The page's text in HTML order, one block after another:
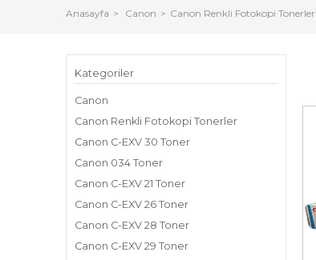
Anasayfa Canon Canon Renkli Fotokopi Tonerler
Kategoriler
Canon
Canon Renkli Fotokopi Tonerler
Canon C-EXV 30 Toner
Canon 034 Toner
Canon C-EXV 21 Toner
Canon C-EXV 26 Toner
Canon C-EXV 28 Toner
Canon C-EXV 29 Toner